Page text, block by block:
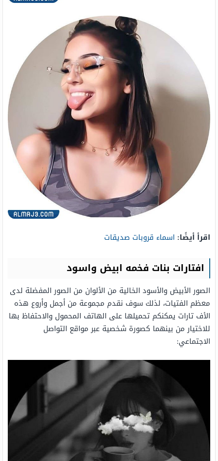
اقرأ أيضًا: اسماء قروبات صديقات
افتارات بنات فخمه ابيض واسود
الصور الأبيض والأسود الخالية من الألوان من الصور المفضلة لدى
معظم الفتيات، لذلك سوف نقدم مجموعة من أجمل وأروع هذه
الأف تارات يمكنكم تحميلها على الهاتف المحمول والاحتفاظ بها
للاختيار من بينهما كصورة شخصية عبر مواقع التواصل
الاجتماعي: